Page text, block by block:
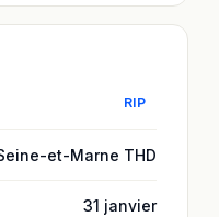
RIP
et-Marne THD
31 janvier